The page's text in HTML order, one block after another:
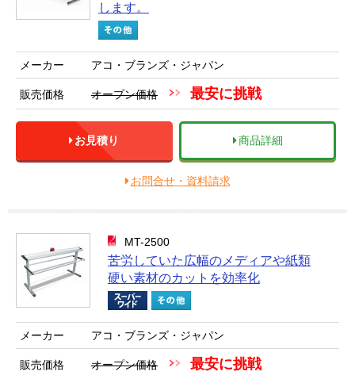
します。
メーカー アコ・ブランズ・ジャパン
販売価格 オープン価格 最安に挑戦
お見積り 商品詳細
お問合せ・資料請求
MT-2500
苦労していた広幅のメディアや紙類
硬い素材のカットを効率化
メーカー アコ・ブランズ・ジャパン
販売価格 オープン価格 最安に挑戦